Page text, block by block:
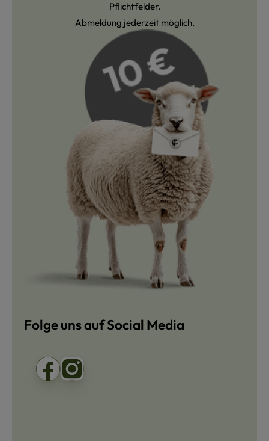
Pflichtfelder.
Abmeldung jederzeit möglich.
Folge uns auf Social Media